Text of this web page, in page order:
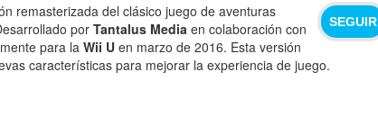
SEGUIR
remasterizada del clásico juego de aventuras
por Tantalus Media en colaboración con
para la Wii U en marzo de 2016. Esta versión
características para mejorar la experiencia de juego.